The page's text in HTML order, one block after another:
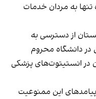
به مردان خدمات
از دسترسی به
دانشگاه محروم
در انستیتوت‌های پزشکی
این ممنوعیت